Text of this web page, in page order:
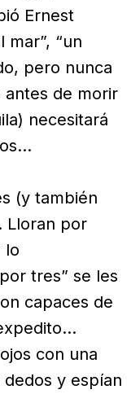
Ernest
mar”, “un
pero nunca
de morir
necesitará
(y también
Lloran por
lo
tres” se les
capaces de
con una
y espían